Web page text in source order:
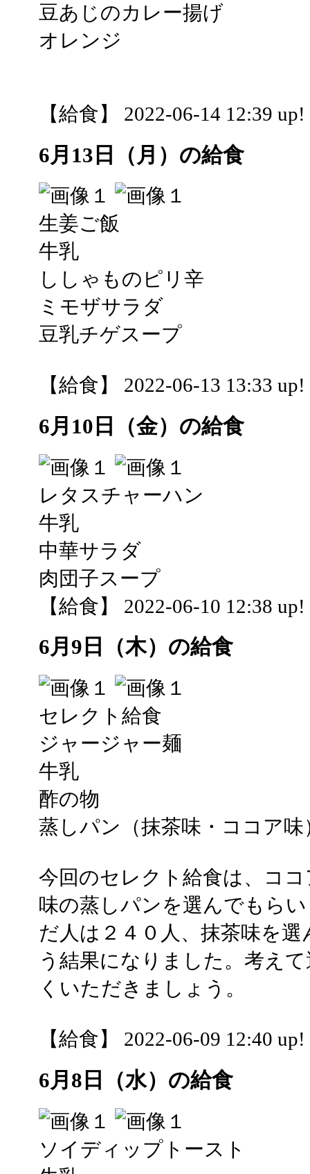
豆あじのカレー揚げ
オレンジ
【給食】 2022-06-14 12:39 up!
6月13日（月）の給食
生姜ご飯
牛乳
ししゃものピリ辛
ミモザサラダ
豆乳チゲスープ
【給食】 2022-06-13 13:33 up!
6月10日（金）の給食
レタスチャーハン
牛乳
中華サラダ
肉団子スープ
【給食】 2022-06-10 12:38 up!
6月9日（木）の給食
セレクト給食
ジャージャー麺
牛乳
酢の物
蒸しパン（抹茶味・ココア味
今回のセレクト給食は、コ
味の蒸しパンを選んでもら
だ人は２４０人、抹茶味を
う結果になりました。考え
くいただきましょう。
【給食】 2022-06-09 12:40 up!
6月8日（水）の給食
ソイディップトースト